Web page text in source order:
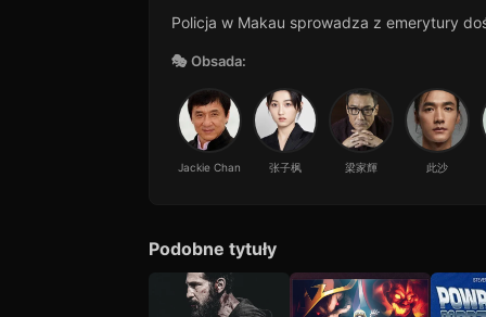
Policja w Makau sprowadza z emerytury
🎭 Obsada:
Jackie Chan 张子枫 梁家輝 此沙
Podobne tytuły